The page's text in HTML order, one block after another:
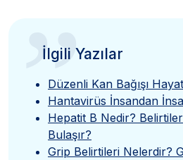
”
İlgili Yazılar
Düzenli Kan Bağışı
Hantavirüs İnsandan
Hepatit B Nedir?
Bulaşır?
Grip Belirtileri Nelerdir?